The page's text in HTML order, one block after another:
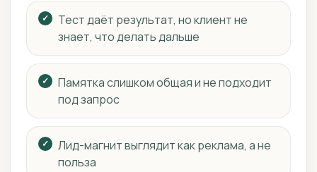
Тест даёт результат, но клиент не
знает, что делать дальше
Памятка слишком общая и не подходит
под запрос
Лид-магнит выглядит как реклама, а не
польза